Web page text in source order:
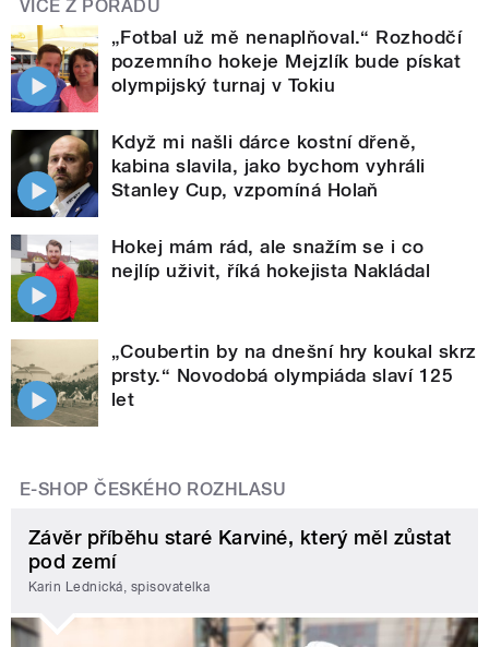
VÍCE Z POŘADU
„Fotbal už mě nenaplňoval.“ Rozhodčí
pozemního hokeje Mejzlík bude pískat
olympijský turnaj v Tokiu
Když mi našli dárce kostní dřeně,
kabina slavila, jako bychom vyhráli
Stanley Cup, vzpomíná Holaň
Hokej mám rád, ale snažím se i co
nejlíp uživit, říká hokejista Nakládal
„Coubertin by na dnešní hry koukal skrz
prsty.“ Novodobá olympiáda slaví 125
let
E-SHOP ČESKÉHO ROZHLASU
Závěr příběhu staré Karviné, který měl zůstat
pod zemí
Karin Lednická, spisovatelka